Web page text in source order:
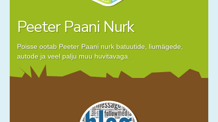
Peeter Paani Nurk
Poisse ootab Peeter Paani nurk batuutide, liumägede,
autode ja veel palju muu huvitavaga.